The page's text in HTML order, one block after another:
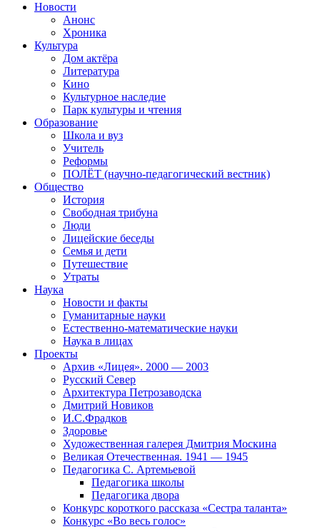
Новости
Анонс
Хроника
Культура
Дом актёра
Литература
Кино
Культурное наследие
Парк культуры и чтения
Образование
Школа и вуз
Учитель
Реформы
ПОЛЁТ (научно-педагогический вестник)
Общество
История
Свободная трибуна
Люди
Лицейские беседы
Семья и дети
Путешествие
Утраты
Наука
Новости и факты
Гуманитарные науки
Естественно-математические науки
Наука в лицах
Проекты
Архив «Лицея». 2000 — 2003
Русский Север
Архитектура Петрозаводска
Дмитрий Новиков
И.С.Фрадков
Здоровье
Художественная галерея Дмитрия Москина
Великая Отечественная. 1941 — 1945
Педагогика С. Артемьевой
Педагогика школы
Педагогика двора
Конкурс короткого рассказа «Сестра таланта»
Конкурс «Во весь голос»